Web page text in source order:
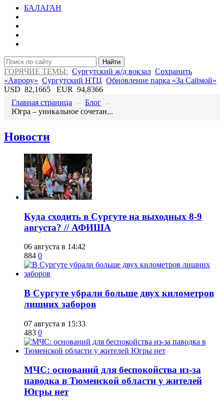
БАЛАГАН
Найти
ГОРЯЧИЕ ТЕМЫ: Сургутский ж/д вокзал Сохранить
«Аврору» Сургутский НТЦ Обновление парка «За Саймой»
USD 82,1665 EUR 94,8366
Главная страница → Блог →
Югра – уникальное сочетан...
Новости
​Куда сходить в Сургуте на выходных 8-9
августа? // АФИША
06 августа в 14:42
884 0
​В Сургуте убрали больше двух километров
лишних заборов
07 августа в 15:33
483 0
​МЧС: оснований для беспокойства из-за
паводка в Тюменской области у жителей
Югры нет